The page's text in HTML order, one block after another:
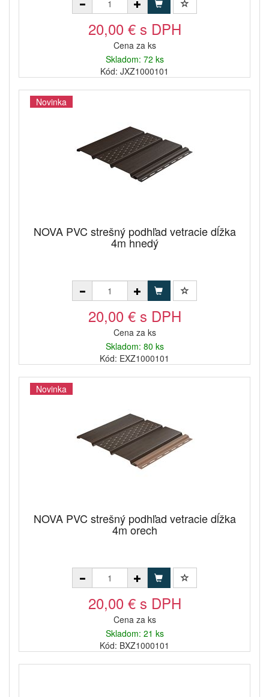
20,00 € s DPH
Cena za ks
Skladom: 72 ks
Kód: JXZ1000101
Novinka
NOVA PVC strešný podhľad vetracie dĺžka
4m hnedý
20,00 € s DPH
Cena za ks
Skladom: 80 ks
Kód: EXZ1000101
Novinka
NOVA PVC strešný podhľad vetracie dĺžka
4m orech
20,00 € s DPH
Cena za ks
Skladom: 21 ks
Kód: BXZ1000101